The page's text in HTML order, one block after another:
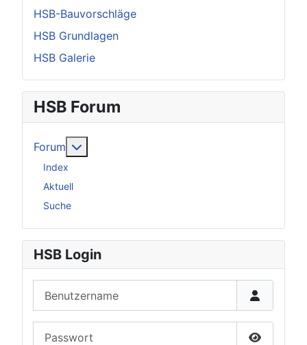
HSB-Bauvorschläge
HSB Grundlagen
HSB Galerie
HSB Forum
Forum
Index
Aktuell
Suche
HSB Login